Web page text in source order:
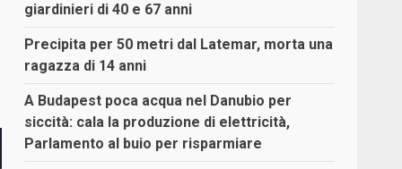
giardinieri di 40 e 67 anni
Precipita per 50 metri dal Latemar, morta una
ragazza di 14 anni
A Budapest poca acqua nel Danubio per
siccità: cala la produzione di elettricità,
Parlamento al buio per risparmiare